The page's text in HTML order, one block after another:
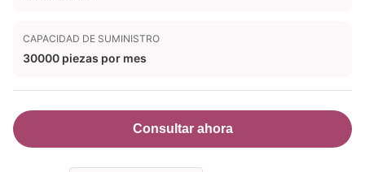
CAPACIDAD DE SUMINISTRO
30000 piezas por mes
Consultar ahora